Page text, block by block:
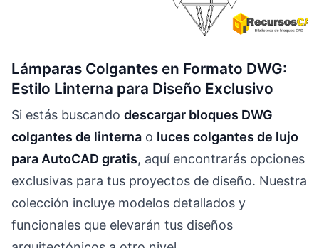
Lámparas Colgantes en Formato DWG:
Estilo Linterna para Diseño Exclusivo
Si estás buscando descargar bloques DWG
colgantes de linterna o luces colgantes de lujo
para AutoCAD gratis, aquí encontrarás opciones
exclusivas para tus proyectos de diseño. Nuestra
colección incluye modelos detallados y
funcionales que elevarán tus diseños